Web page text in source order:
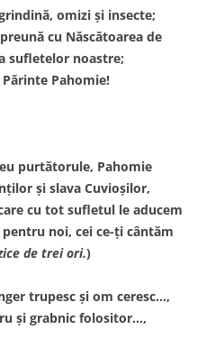
omizi şi insecte;
cu Născătoarea de
sufletelor noastre;
Pahomie!
purtătorule, Pahomie
şi slava Cuvioşilor,
cu tot sufletul le aducem
noi, cei ce-ţi cântăm
de trei ori.)
trupesc şi om ceresc…,
şi grabnic folositor…,